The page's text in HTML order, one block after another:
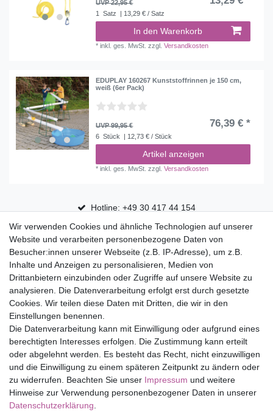
UVP 22,95 €
1 Satz | 13,29 € / Satz
In den Warenkorb
*inkl. ges. MwSt. zzgl.Versandkosten
EDUPLAY 160267 Kunststoffrinnen je 150 cm,
weiß (6er Pack)
UVP 99,95 € 76,39 € *
6 Stück | 12,73 € / Stück
Artikel anzeigen
*inkl. ges. MwSt. zzgl.Versandkosten
Hotline: +49 30 417 44 154
30 Tage Rückgaberecht
Versandfrei ab 75 € in Deutschland
Top Marken
Eduplay
Folia Bringmann
Shop
Mein Konto
Service
Versandkosten
Wir verwenden Cookies und ähnliche Technologien auf unserer
Website und verarbeiten personenbezogene Daten von
Besucher:innen unserer Webseite (z.B. IP-Adresse), um z.B.
Inhalte und Anzeigen zu personalisieren, Medien von
Drittanbietern einzubinden oder Zugriffe auf unsere Website zu
analysieren. Die Datenverarbeitung erfolgt erst durch gesetzte
Cookies. Wir teilen diese Daten mit Dritten, die wir in den
Einstellungen benennen.
Die Datenverarbeitung kann mit Einwilligung oder aufgrund eines
berechtigten Interesses erfolgen. Die Zustimmung kann erteilt
oder abgelehnt werden. Es besteht das Recht, nicht einzuwilligen
und die Einwilligung zu einem späteren Zeitpunkt zu ändern oder
zu widerrufen. Beachten Sie unser Impressum und weitere
Hinweise zur Verwendung personenbezogener Daten in unserer
Daten­schutz­erklärung